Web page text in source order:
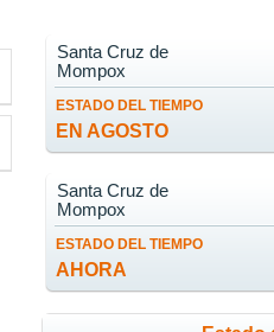
ESTADO DEL TIEMPO
EN AGOSTO
Santa Cruz de
Mompox
ESTADO DEL TIEMPO
AHORA
Santa Cruz de
Mompox